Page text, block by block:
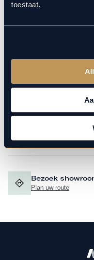
toestaat.
Bezoek
Plan uw route